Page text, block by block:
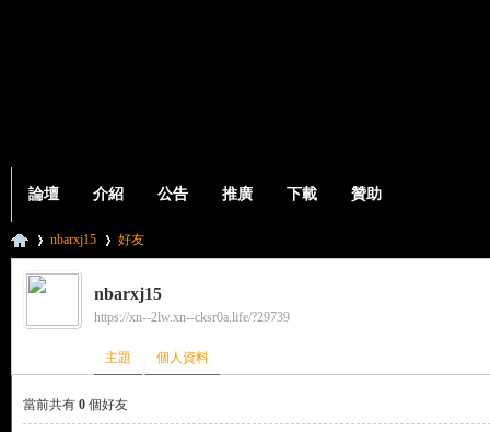
論壇 介紹 公告 推廣 下載 贊助
›
nbarxj15 好友
nbarxj15
https://xn--2lw.xn--cksr0a.life/?29739
主題 個人資料
當前共有 0個好友